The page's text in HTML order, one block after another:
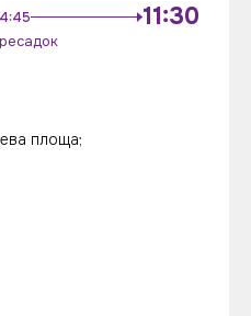
11:30
площа;